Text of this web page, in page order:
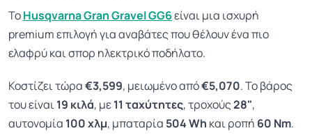
ΤοHusqvarna Gran Gravel GG6είναι μια ισχυρή
premium επιλογή για αναβάτες που θέλουν ένα πιο
ελαφρύ και σπορ ηλεκτρικό ποδήλατο.
Κοστίζει τώρα€3,599, μειωμένο από€5,070. Το βάρος
του είναι 19 κιλά, με11 ταχύτητες, τροχούς28",
αυτονομία 100 χλμ, μπαταρία 504 Wh και ροπή 60 Nm.